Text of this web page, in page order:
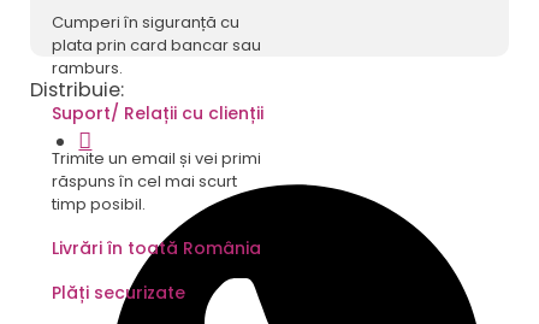
aniCumperi în siguranță cu
plata prin card bancar sau
ramburs.
Suport/ Relații cu clienții
Trimite un email și vei primi
răspuns în cel mai scurt
timp posibil.
Livrări în toată România
Plăți securizate
Distribuie: